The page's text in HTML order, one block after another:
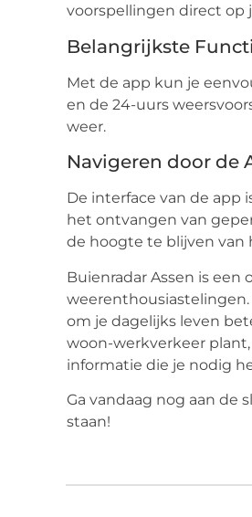
voorspellingen direct op
Belangrijkste
Met de app kun je
en de 24-uurs
weer.
Navigeren door de
De interface van de app
het ontvangen van
de hoogte te blijven van
Buienradar Assen is een
om je dagelijks leven
woon-werkverkeer
informatie die je nodig
Ga vandaag nog aan de
staan!